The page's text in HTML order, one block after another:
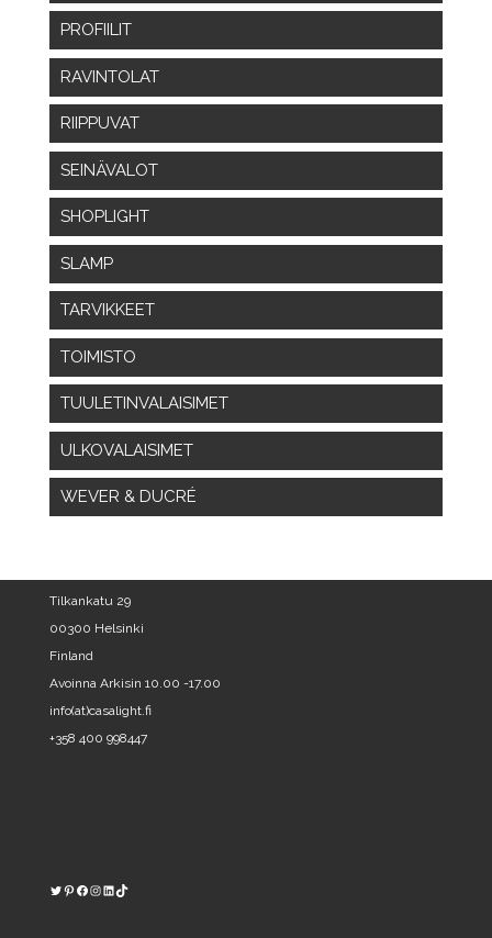
PROFIILIT
RAVINTOLAT
RIIPPUVAT
SEINÄVALOT
SHOPLIGHT
SLAMP
TARVIKKEET
TOIMISTO
TUULETINVALAISIMET
ULKOVALAISIMET
WEVER & DUCRÉ
Tilkankatu 29
00300 Helsinki
Finland
Avoinna Arkisin 10.00 -17.00
info(at)casalight.fi
+358 400 998447
Twitter
Pinterest
https://www.facebook.com/kodinvalaisin/
Instagram
LinkedIn
TikTok